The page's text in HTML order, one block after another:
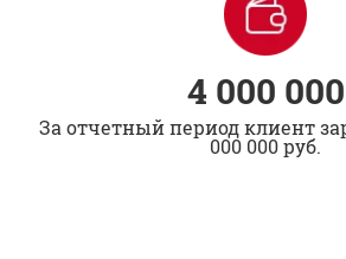
4 000 000
За отчетный период клиент
000 000 руб.